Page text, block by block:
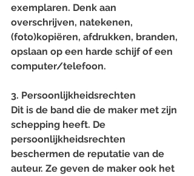
exemplaren. Denk aan
overschrijven, natekenen,
(foto)kopiëren, afdrukken, branden,
opslaan op een harde schijf of een
computer/telefoon.
3. Persoonlijkheidsrechten
Dit is de band die de maker met zijn
schepping heeft. De
persoonlijkheidsrechten
beschermen de reputatie van de
auteur. Ze geven de maker ook het